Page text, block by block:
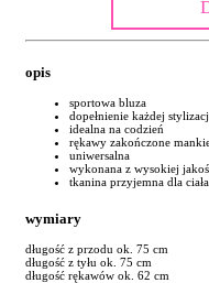
opis
sportowa bluza
dopełnienie każdej
idealna na codzień
rękawy zakończone
uniwersalna
wykonana z wysokiej
tkanina przyjemna dla ciała
wymiary
długość z przodu ok. 75 cm
długość z tyłu ok. 75 cm
długość rękawów ok. 62 cm